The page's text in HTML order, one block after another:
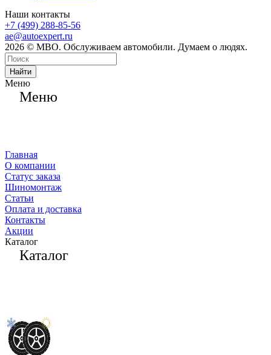
Наши контакты
+7 (499) 288-85-56
ae@autoexpert.ru
2026 © МВО. Обслуживаем автомобили. Думаем о людях.
Найти
Меню
Меню
Главная
О компании
Статус заказа
Шиномонтаж
Статьи
Оплата и доставка
Контакты
Акции
Каталог
Каталог